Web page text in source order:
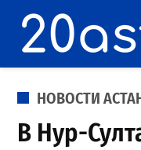
content
POSTED
НОВОСТИ
В Нур-